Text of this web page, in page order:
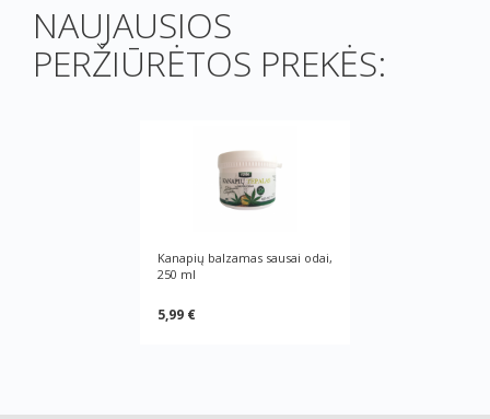
NAUJAUSIOS
PERŽIŪRĖTOS PREKĖS:
Kanapių balzamas sausai odai,
250 ml
5,99 €